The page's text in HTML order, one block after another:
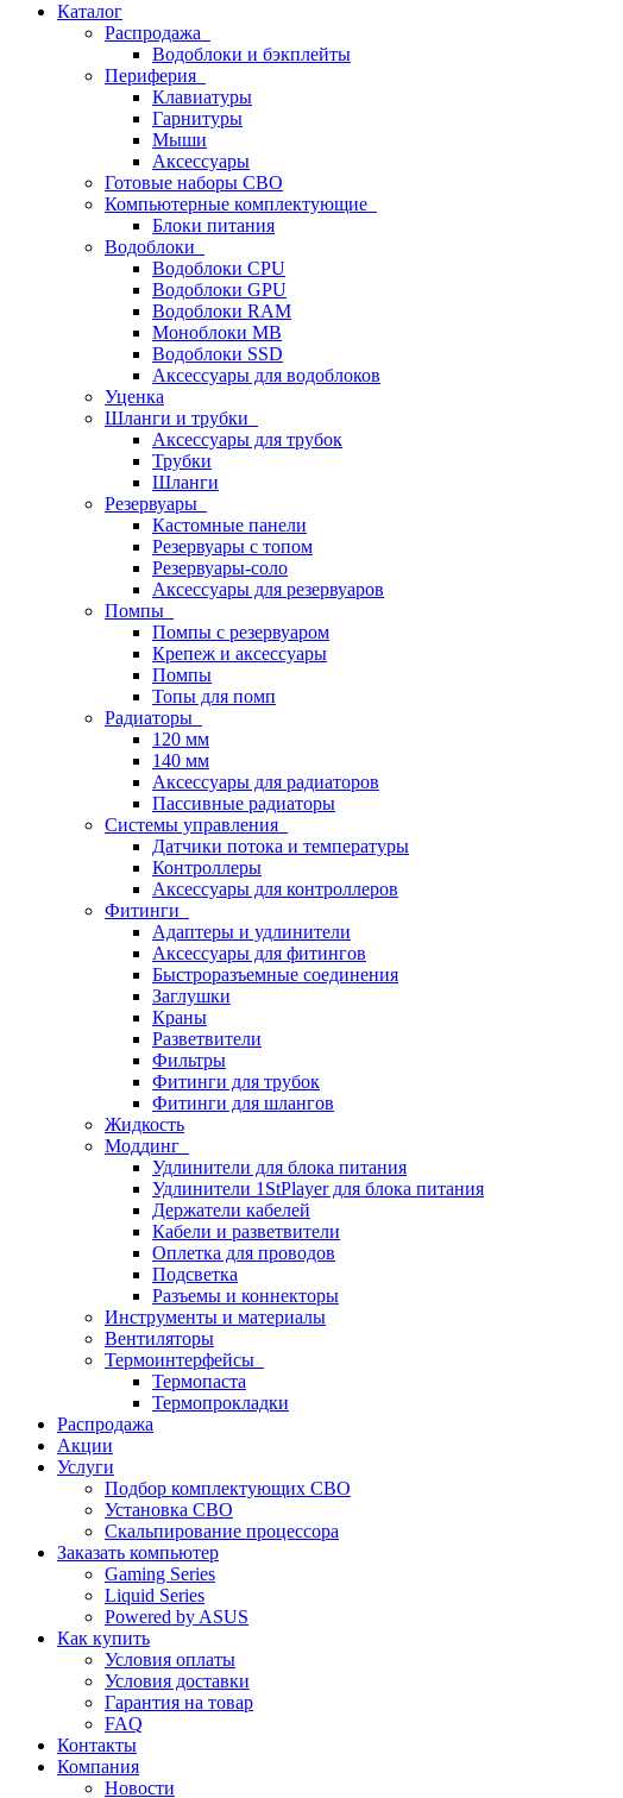
Каталог
Распродажа
Водоблоки и бэкплейты
Периферия
Клавиатуры
Гарнитуры
Мыши
Аксессуары
Готовые наборы СВО
Компьютерные комплектующие
Блоки питания
Водоблоки
Водоблоки CPU
Водоблоки GPU
Водоблоки RAM
Моноблоки MB
Водоблоки SSD
Аксессуары для водоблоков
Уценка
Шланги и трубки
Аксессуары для трубок
Трубки
Шланги
Резервуары
Кастомные панели
Резервуары с топом
Резервуары-соло
Аксессуары для резервуаров
Помпы
Помпы с резервуаром
Крепеж и аксессуары
Помпы
Топы для помп
Радиаторы
120 мм
140 мм
Аксессуары для радиаторов
Пассивные радиаторы
Системы управления
Датчики потока и температуры
Контроллеры
Аксессуары для контроллеров
Фитинги
Адаптеры и удлинители
Аксессуары для фитингов
Быстроразъемные соединения
Заглушки
Краны
Разветвители
Фильтры
Фитинги для трубок
Фитинги для шлангов
Жидкость
Моддинг
Удлинители для блока питания
Удлинители 1StPlayer для блока питания
Держатели кабелей
Кабели и разветвители
Оплетка для проводов
Подсветка
Разъемы и коннекторы
Инструменты и материалы
Вентиляторы
Термоинтерфейсы
Термопаста
Термопрокладки
Распродажа
Акции
Услуги
Подбор комплектующих СВО
Установка СВО
Скальпирование процессора
Заказать компьютер
Gaming Series
Liquid Series
Powered by ASUS
Как купить
Условия оплаты
Условия доставки
Гарантия на товар
FAQ
Контакты
Компания
Новости